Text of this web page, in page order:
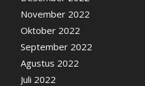
November 2022
Oktober 2022
September 2022
Agustus 2022
Juli 2022